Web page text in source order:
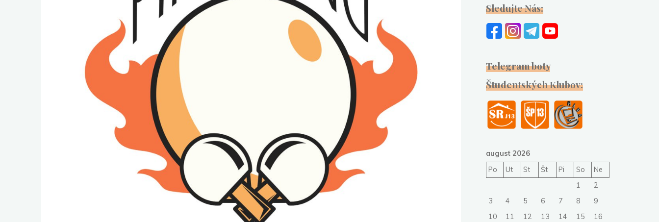
Sledujte Nás:
Telegram boty
Študentských Klubov:
august 2026
Po
Ut St Št Pi So
Ne
1
2
3
4 5 6 7 8
9
10
11 12 13 14 15
16